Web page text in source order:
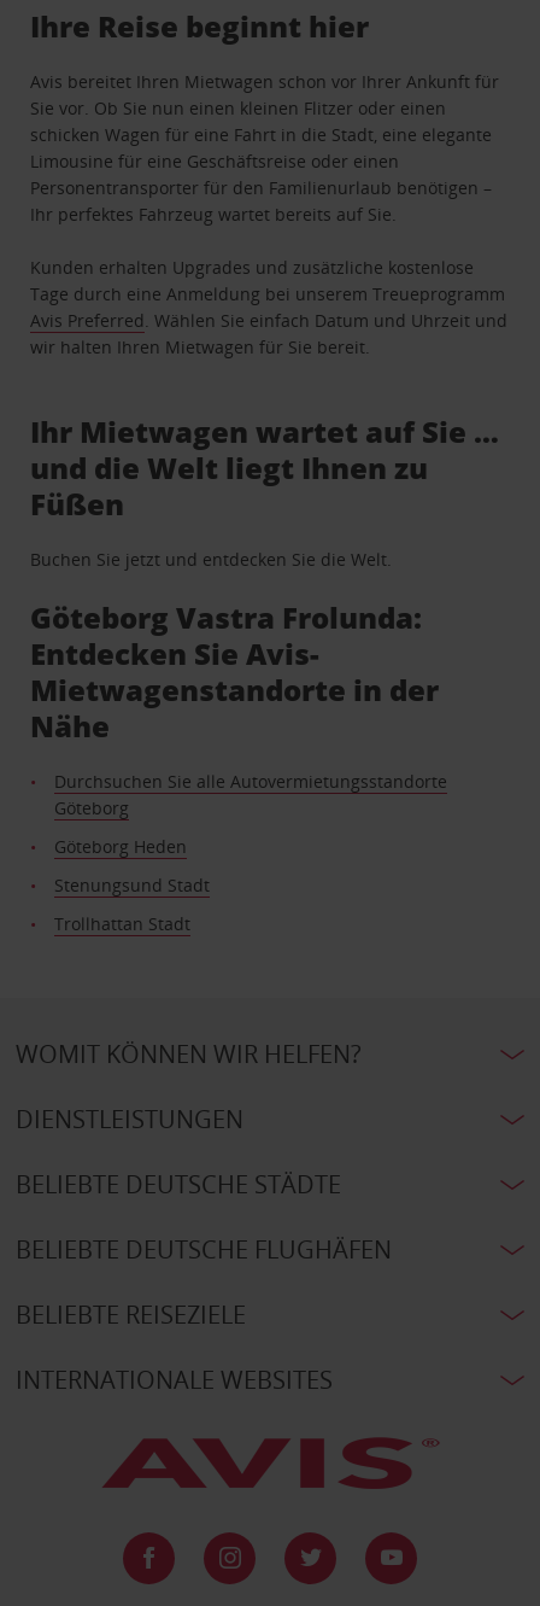
Ihre Reise beginnt hier
Avis bereitet Ihren Mietwagen schon vor Ihrer Ankunft für
Sie vor. Ob Sie nun einen kleinen Flitzer oder einen
schicken Wagen für eine Fahrt in die Stadt, eine elegante
Limousine für eine Geschäftsreise oder einen
Personentransporter für den Familienurlaub benötigen –
Ihr perfektes Fahrzeug wartet bereits auf Sie.
Kunden erhalten Upgrades und zusätzliche kostenlose
Tage durch eine Anmeldung bei unserem Treueprogramm
Avis Preferred . Wählen Sie einfach Datum und Uhrzeit und
wir halten Ihren Mietwagen für Sie bereit.
Ihr Mietwagen wartet auf Sie …
und die Welt liegt Ihnen zu
Füßen
Buchen Sie jetzt und entdecken Sie die Welt.
Göteborg Vastra Frolunda:
Entdecken Sie Avis-
Mietwagenstandorte in der
Nähe
Durchsuchen Sie alle Autovermietungsstandorte
Göteborg
Göteborg Heden
Stenungsund Stadt
Trollhattan Stadt
WOMIT KÖNNEN WIR HELFEN?
DIENSTLEISTUNGEN
BELIEBTE DEUTSCHE STÄDTE
BELIEBTE DEUTSCHE FLUGHÄFEN
BELIEBTE REISEZIELE
INTERNATIONALE WEBSITES